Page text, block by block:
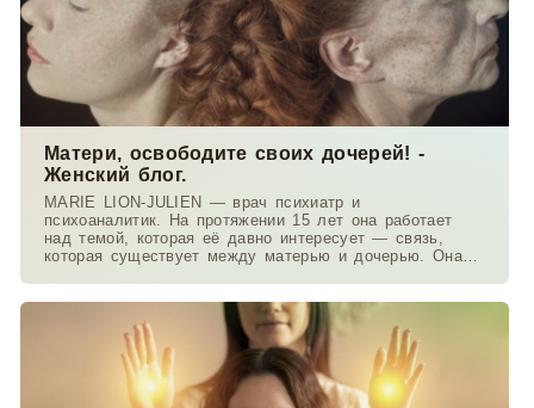
Матери, освободите своих дочерей! -
Женский блог.
MARIE LION-JULIEN — врач психиатр и
психоаналитик. На протяжении 15 лет она работает
над темой, которая её давно интересует — связь,
которая существует между матерью и дочерью. Она